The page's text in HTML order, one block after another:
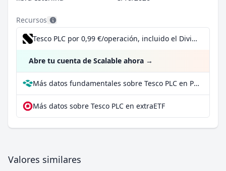
Recursos
Tesco PLC por 0,99 €/operación, incluido el Dividend Reinvestment Plan
Abre tu cuenta de Scalable ahora →
Más datos fundamentales sobre Tesco PLC en Parqet
Más datos sobre Tesco PLC en extraETF
Valores similares